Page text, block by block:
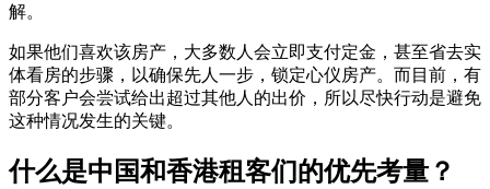
解。
如果他们喜欢该房产，大多数人会立即支付定金，甚至省去实
体看房的步骤，以确保先人一步，锁定心仪房产。而目前，有
部分客户会尝试给出超过其他人的出价，所以尽快行动是避免
这种情况发生的关键。
什么是中国和香港租客们的优先考量？